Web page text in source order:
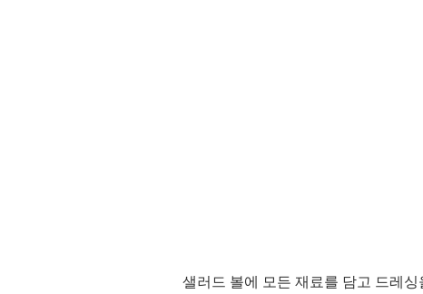
샐러드 볼에 모든 재료를 담고 드레